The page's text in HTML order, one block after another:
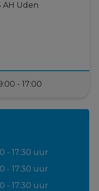
AH Uden
- 17:00
- 17:30 uur
- 17:30 uur
- 17:30 uur